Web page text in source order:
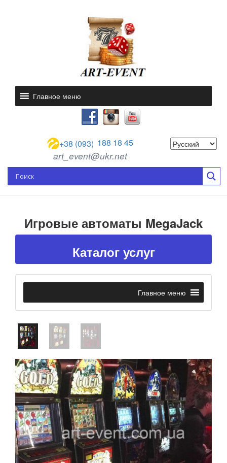
Главное меню
+38 (093) 188 18 45
art_event@ukr.net
Игровые автоматы MegaJack
Каталог услуг
Главное меню